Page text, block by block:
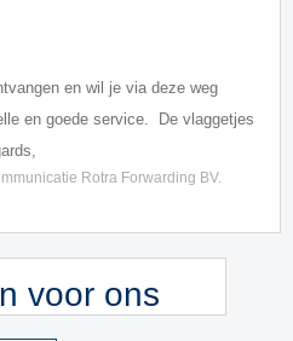
en wil je via deze weg
en goede service.
De vlaggetjes
Rotra Forwarding BV.
voor ons